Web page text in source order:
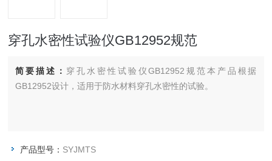
穿孔水密性试验仪GB12952规范
简要描述： 穿孔水密性试验仪GB12952规范本产品根据
GB12952设计，适用于防水材料穿孔水密性的试验。
产品型号： SYJMTS